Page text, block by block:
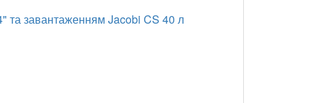
та завантаженням Jacobi CS 40 л